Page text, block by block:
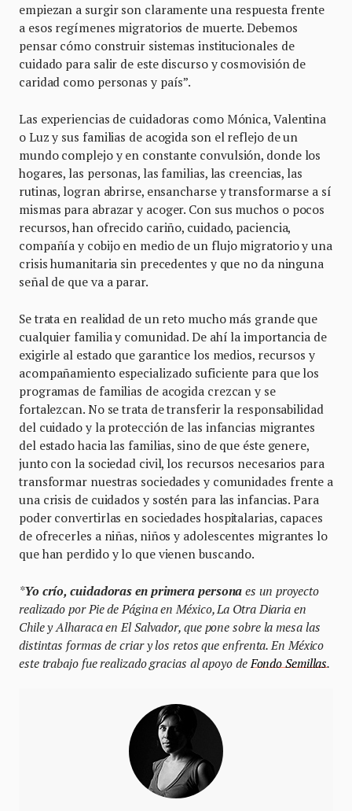
empiezan a surgir son claramente una respuesta frente
a esos regímenes migratorios de muerte. Debemos
pensar cómo construir sistemas institucionales de
cuidado para salir de este discurso y cosmovisión de
caridad como personas y país”.
Las experiencias de cuidadoras como Mónica, Valentina
o Luz y sus familias de acogida son el reflejo de un
mundo complejo y en constante convulsión, donde los
hogares, las personas, las familias, las creencias, las
rutinas, logran abrirse, ensancharse y transformarse a sí
mismas para abrazar y acoger. Con sus muchos o pocos
recursos, han ofrecido cariño, cuidado, paciencia,
compañía y cobijo en medio de un flujo migratorio y una
crisis humanitaria sin precedentes y que no da ninguna
señal de que va a parar.
Se trata en realidad de un reto mucho más grande que
cualquier familia y comunidad. De ahí la importancia de
exigirle al estado que garantice los medios, recursos y
acompañamiento especializado suficiente para que los
programas de familias de acogida crezcan y se
fortalezcan. No se trata de transferir la responsabilidad
del cuidado y la protección de las infancias migrantes
del estado hacia las familias, sino de que éste genere,
junto con la sociedad civil, los recursos necesarios para
transformar nuestras sociedades y comunidades frente a
una crisis de cuidados y sostén para las infancias. Para
poder convertirlas en sociedades hospitalarias, capaces
de ofrecerles a niñas, niños y adolescentes migrantes lo
que han perdido y lo que vienen buscando.
*Yo crío, cuidadoras en primera persona es un proyecto
realizado por Pie de Página en México, La Otra Diaria en
Chile y Alharaca en El Salvador, que pone sobre la mesa las
distintas formas de criar y los retos que enfrenta. En México
este trabajo fue realizado gracias al apoyo de Fondo Semillas.